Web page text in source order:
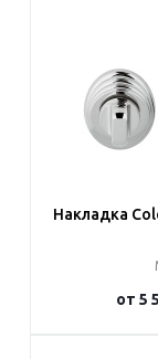
Накладка
от 5